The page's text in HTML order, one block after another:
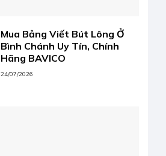
Mua Bảng Viết Bút Lông Ở
Bình Chánh Uy Tín, Chính
Hãng BAVICO
24/07/2026